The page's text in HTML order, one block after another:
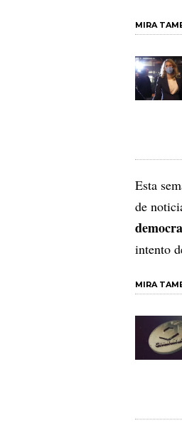
MIRA
Esta
de
intento
MIRA